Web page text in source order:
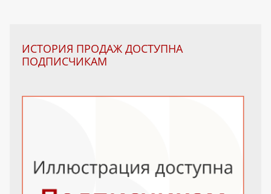
ИСТОРИЯ ПРОДАЖ ДОСТУПНА
ПОДПИСЧИКАМ